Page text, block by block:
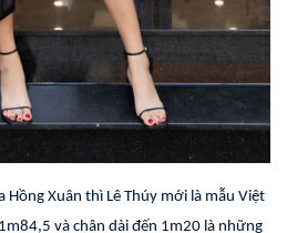
Hồng Xuân thì Lê Thúy mới là mẫu Việt
và chân dài đến 1m20 là những